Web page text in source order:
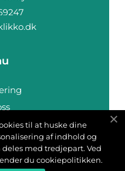
oss
til at huske dine
af indhold og
med tredjepart. Ved
du cookiepolitikken.